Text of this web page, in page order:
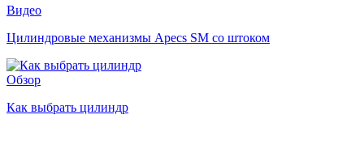
Видео
Цилиндровые механизмы Apecs SM со штоком
Обзор
Как выбрать цилиндр